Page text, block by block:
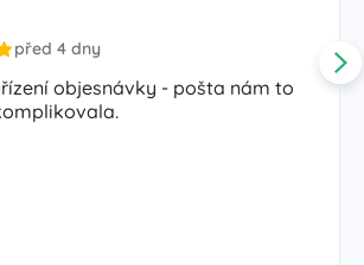
před 4 dny
objesnávky - pošta nám to